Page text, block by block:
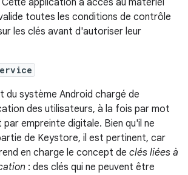
application a accès au matériel
toutes les conditions de contrôle
les clés avant d'autoriser leur
du système Android chargé de
des utilisateurs, à la fois par mot
empreinte digitale. Bien qu'il ne
de Keystore, il est pertinent, car
en charge le concept de clés liées à
: des clés qui ne peuvent être